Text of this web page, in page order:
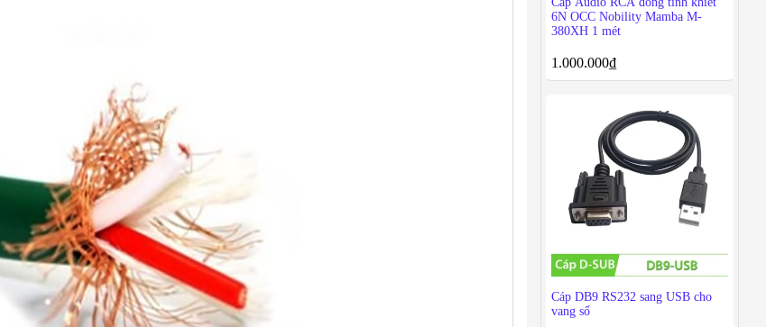
6N OCC Nobility Mamba M-
380XH 1 mét
1.000.000₫
Cáp DB9 RS232 sang USB cho
vang số